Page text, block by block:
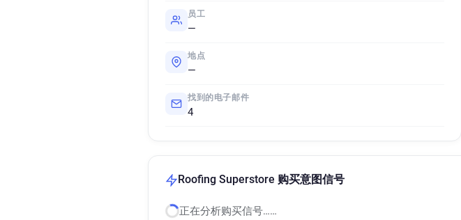
员工
—
地点
—
找到的电子邮件
4
Roofing Superstore 购买意图信号
正在分析购买信号……